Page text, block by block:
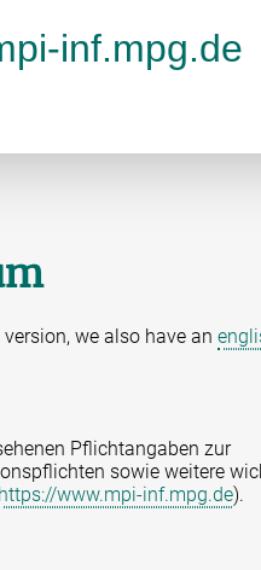
inf.mpg.de
we also have an
Pflichtangaben zur
sowie weitere
https://www.mpi-inf.mpg.de).